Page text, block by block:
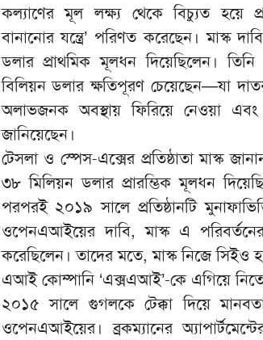
কল্যাণের মূল লক্ষ্য থেকে বিচ্যুত হয়ে
বানানোর যন্ত্রে’ পরিণত করেছেন। মাস্ক
ডলার প্রাথমিক মূলধন দিয়েছিলেন।
বিলিয়ন ডলার ক্ষতিপূরণ চেয়েছেন—যা
অলাভজনক অবস্থায় ফিরিয়ে নেওয়া
জানিয়েছেন।
টেসলা ও স্পেস-এক্সের প্রতিষ্ঠাতা মাস্ক
৩৮ মিলিয়ন ডলার প্রারম্ভিক মূলধন
পরপরই ২০১৯ সালে প্রতিষ্ঠানটি
ওপেনএআইয়ের দাবি, মাস্ক এ
করেছিলেন। তাদের মতে, মাস্ক নিজে সিইও
এআই কোম্পানি ‘এক্সএআই’-কে এগিয়ে
২০১৫ সালে গুগলকে টেক্কা দিয়ে
ওপেনএআইয়ের। ব্রকম্যানের